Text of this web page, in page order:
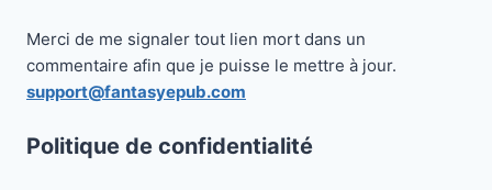
Merci de me signaler tout lien mort dans un
commentaire afin que je puisse le mettre à jour.
support@fantasyepub.com
Politique de confidentialité